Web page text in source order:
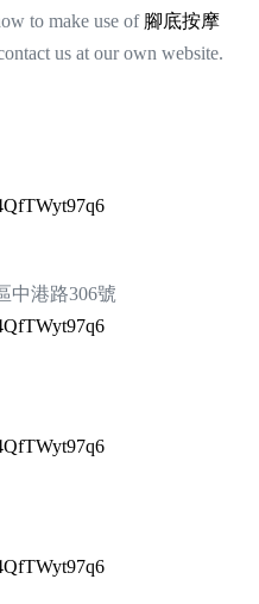
to make use of 腳底按摩
us at our own website.
中港路306號